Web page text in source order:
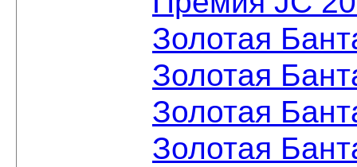
Золотая
Золотая
Золотая
Золотая